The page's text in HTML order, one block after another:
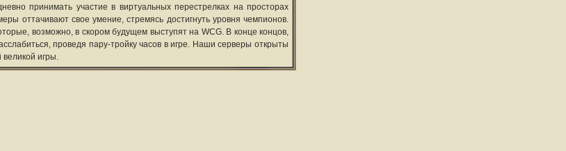
принимать участие в виртуальных перестрелках на просторах
оттачивают свое умение, стремясь достигнуть уровня чемпионов.
возможно, в скором будущем выступят на WCG. В конце концов,
проведя пару-тройку часов в игре. Наши серверы открыты
великой игры.